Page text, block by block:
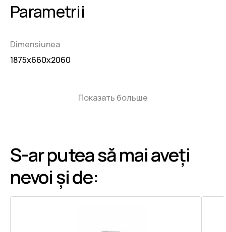
Parametrii
Dimensiunea
1875x660x2060
Показать больше
S-ar putea să mai aveți
nevoi și de: